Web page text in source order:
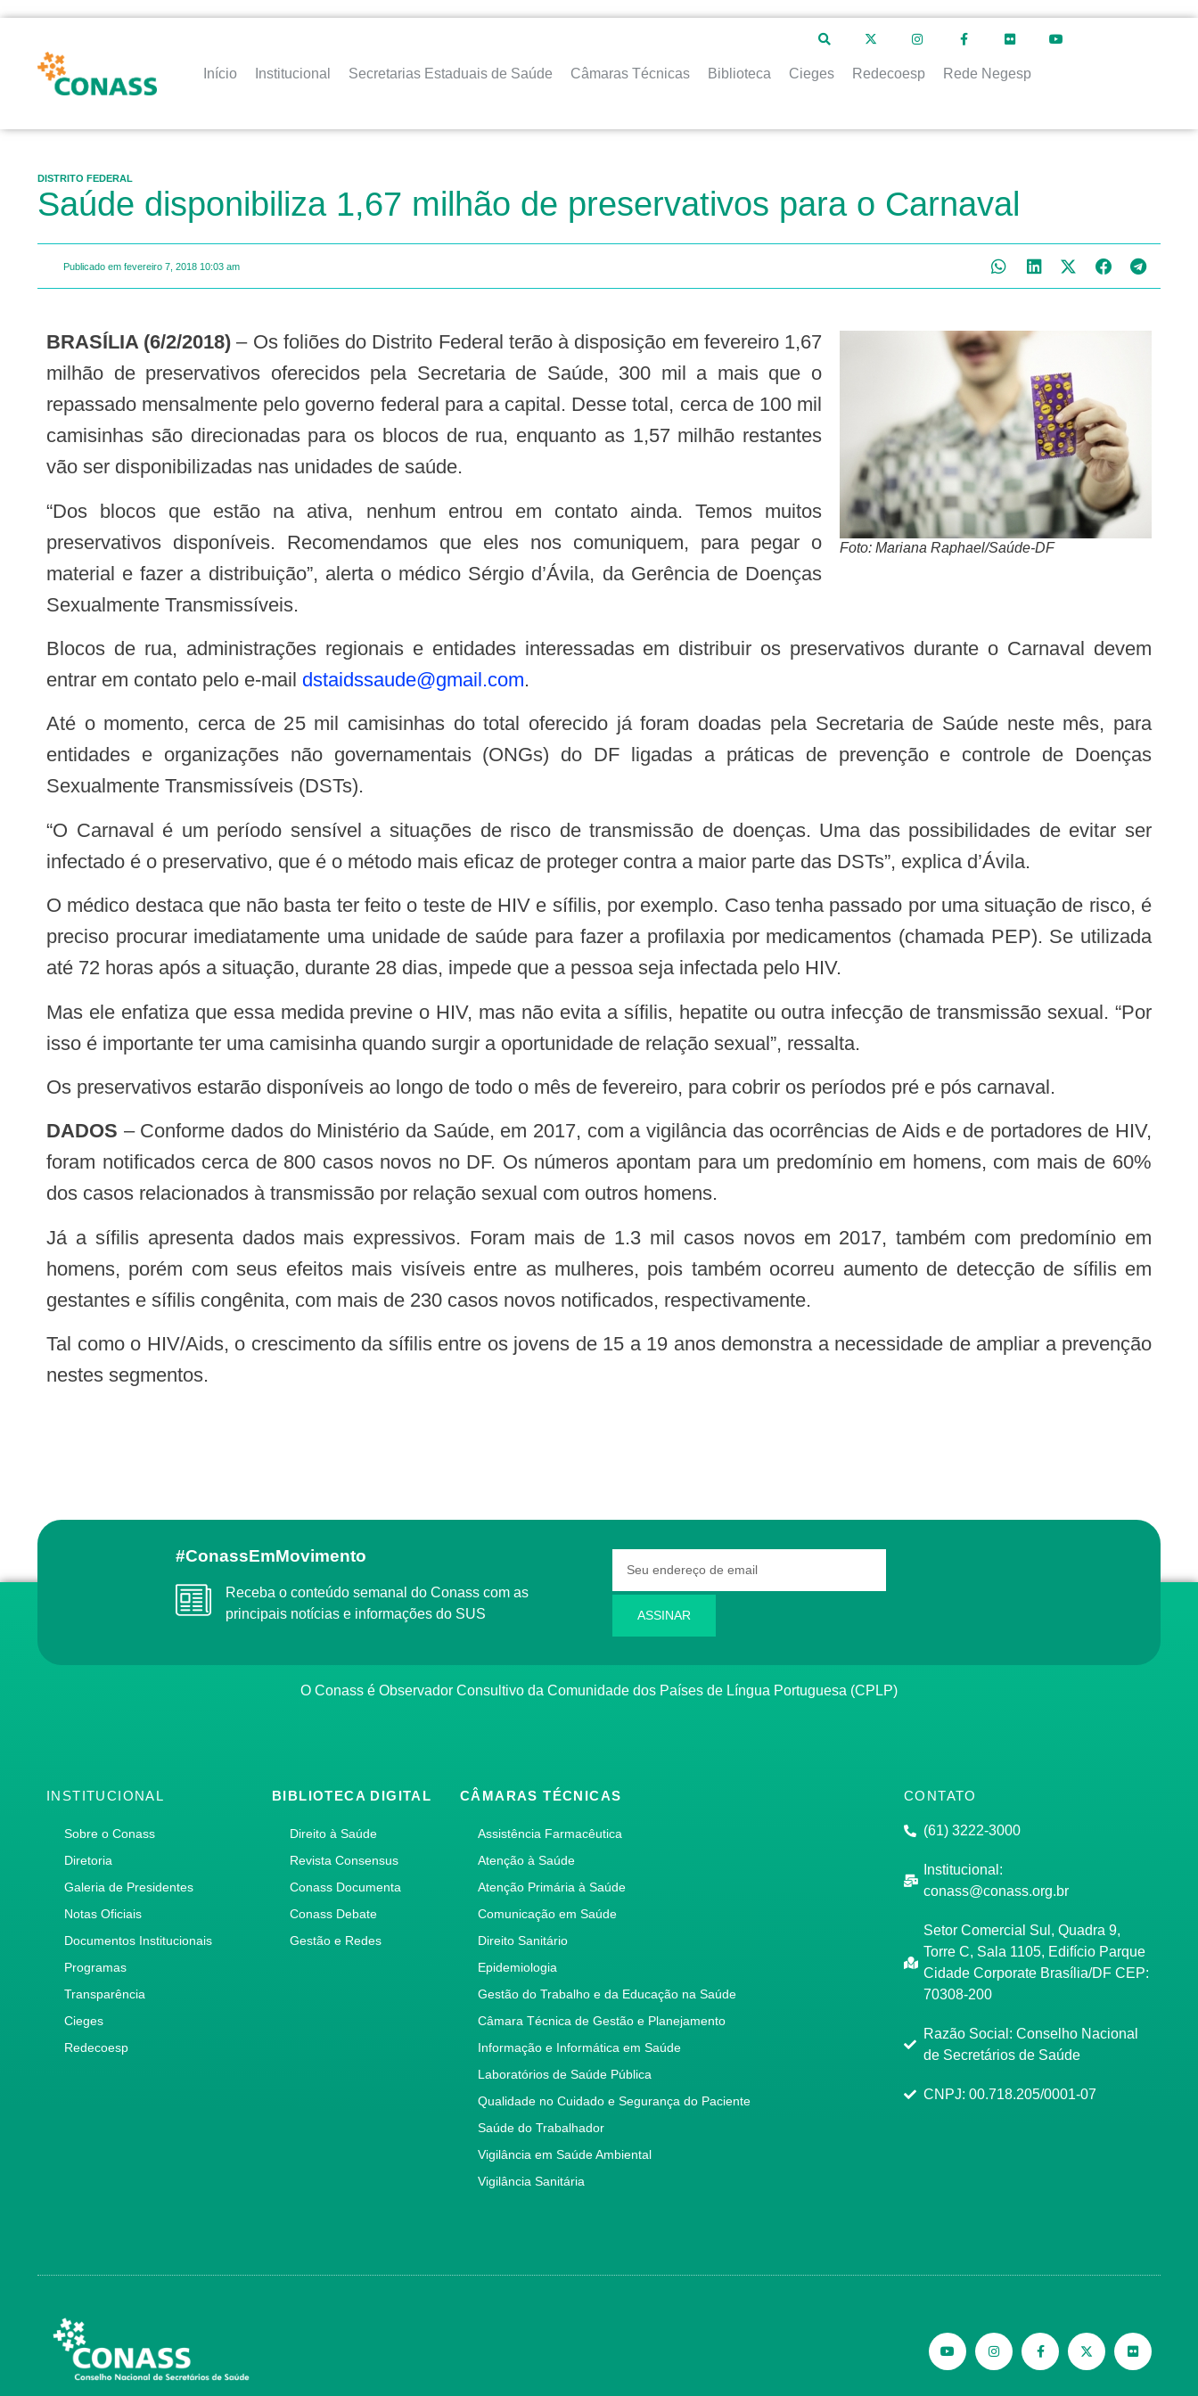
Início Institucional Secretarias Estaduais de Saúde Câmaras Técnicas Biblioteca Cieges Redecoesp Rede Negesp
DISTRITO FEDERAL
Saúde disponibiliza 1,67 milhão de preservativos para o Carnaval
Publicado em fevereiro 7, 2018 10:03 am
Foto: Mariana Raphael/Saúde-DF
BRASÍLIA (6/2/2018) – Os foliões do Distrito Federal terão à disposição em fevereiro 1,67
milhão de preservativos oferecidos pela Secretaria de Saúde, 300 mil a mais que o
repassado mensalmente pelo governo federal para a capital. Desse total, cerca de 100 mil
camisinhas são direcionadas para os blocos de rua, enquanto as 1,57 milhão restantes
vão ser disponibilizadas nas unidades de saúde.
“Dos blocos que estão na ativa, nenhum entrou em contato ainda. Temos muitos
preservativos disponíveis. Recomendamos que eles nos comuniquem, para pegar o
material e fazer a distribuição”, alerta o médico Sérgio d’Ávila, da Gerência de Doenças
Sexualmente Transmissíveis.
Blocos de rua, administrações regionais e entidades interessadas em distribuir os preservativos durante o Carnaval devem
entrar em contato pelo e-mail dstaidssaude@gmail.com.
Até o momento, cerca de 25 mil camisinhas do total oferecido já foram doadas pela Secretaria de Saúde neste mês, para
entidades e organizações não governamentais (ONGs) do DF ligadas a práticas de prevenção e controle de Doenças
Sexualmente Transmissíveis (DSTs).
“O Carnaval é um período sensível a situações de risco de transmissão de doenças. Uma das possibilidades de evitar ser
infectado é o preservativo, que é o método mais eficaz de proteger contra a maior parte das DSTs”, explica d’Ávila.
O médico destaca que não basta ter feito o teste de HIV e sífilis, por exemplo. Caso tenha passado por uma situação de risco, é
preciso procurar imediatamente uma unidade de saúde para fazer a profilaxia por medicamentos (chamada PEP). Se utilizada
até 72 horas após a situação, durante 28 dias, impede que a pessoa seja infectada pelo HIV.
Mas ele enfatiza que essa medida previne o HIV, mas não evita a sífilis, hepatite ou outra infecção de transmissão sexual. “Por
isso é importante ter uma camisinha quando surgir a oportunidade de relação sexual”, ressalta.
Os preservativos estarão disponíveis ao longo de todo o mês de fevereiro, para cobrir os períodos pré e pós carnaval.
DADOS – Conforme dados do Ministério da Saúde, em 2017, com a vigilância das ocorrências de Aids e de portadores de HIV,
foram notificados cerca de 800 casos novos no DF. Os números apontam para um predomínio em homens, com mais de 60%
dos casos relacionados à transmissão por relação sexual com outros homens.
Já a sífilis apresenta dados mais expressivos. Foram mais de 1.3 mil casos novos em 2017, também com predomínio em
homens, porém com seus efeitos mais visíveis entre as mulheres, pois também ocorreu aumento de detecção de sífilis em
gestantes e sífilis congênita, com mais de 230 casos novos notificados, respectivamente.
Tal como o HIV/Aids, o crescimento da sífilis entre os jovens de 15 a 19 anos demonstra a necessidade de ampliar a prevenção
nestes segmentos.
#ConassEmMovimento
Receba o conteúdo semanal do Conass com as
principais notícias e informações do SUS
ASSINAR
O Conass é Observador Consultivo da Comunidade dos Países de Língua Portuguesa (CPLP)
INSTITUCIONAL
Sobre o Conass
Diretoria
Galeria de Presidentes
Notas Oficiais
Documentos Institucionais
Programas
Transparência
Cieges
Redecoesp
BIBLIOTECA DIGITAL
Direito à Saúde
Revista Consensus
Conass Documenta
Conass Debate
Gestão e Redes
CÂMARAS TÉCNICAS
Assistência Farmacêutica
Atenção à Saúde
Atenção Primária à Saúde
Comunicação em Saúde
Direito Sanitário
Epidemiologia
Gestão do Trabalho e da Educação na Saúde
Câmara Técnica de Gestão e Planejamento
Informação e Informática em Saúde
Laboratórios de Saúde Pública
Qualidade no Cuidado e Segurança do Paciente
Saúde do Trabalhador
Vigilância em Saúde Ambiental
Vigilância Sanitária
CONTATO
(61) 3222-3000
Institucional:
conass@conass.org.br
Setor Comercial Sul, Quadra 9,
Torre C, Sala 1105, Edifício Parque
Cidade Corporate Brasília/DF CEP:
70308-200
Razão Social: Conselho Nacional
de Secretários de Saúde
CNPJ: 00.718.205/0001-07